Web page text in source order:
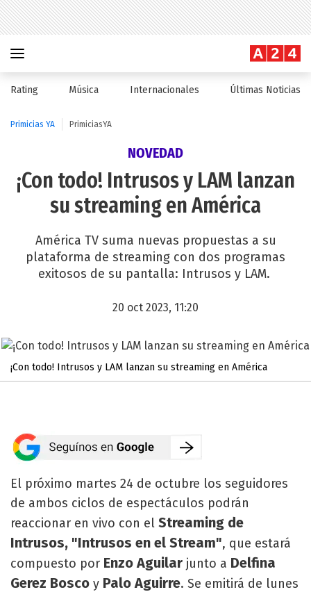
Rating Música Internacionales Últimas Noticias
Primicias YA PrimiciasYA
NOVEDAD
¡Con todo! Intrusos y LAM lanzan
su streaming en América
América TV suma nuevas propuestas a su
plataforma de streaming con dos programas
exitosos de su pantalla: Intrusos y LAM.
20 oct 2023, 11:20
¡Con todo! Intrusos y LAM lanzan su streaming en América
El próximo martes 24 de octubre los seguidores
de ambos ciclos de espectáculos podrán
reaccionar en vivo con el Streaming de
Intrusos, "Intrusos en el Stream", que estará
compuesto por Enzo Aguilar junto a Delfina
Gerez Bosco y Palo Aguirre. Se emitirá de lunes